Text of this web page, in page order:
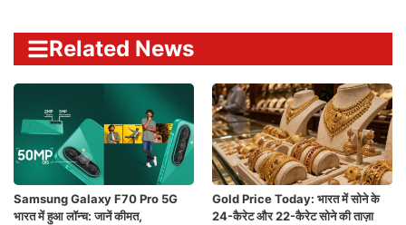
Related News
Samsung Galaxy F70 Pro 5G
भारत में हुआ लॉन्च: जानें कीमत,
Gold Price Today: भारत में सोने के
24-कैरेट और 22-कैरेट सोने की ताज़ा